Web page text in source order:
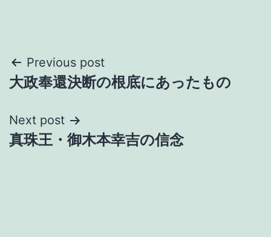
Post
navigation
Previous post
大政奉還決断の根底にあったもの
Next post
真珠王・御木本幸吉の信念